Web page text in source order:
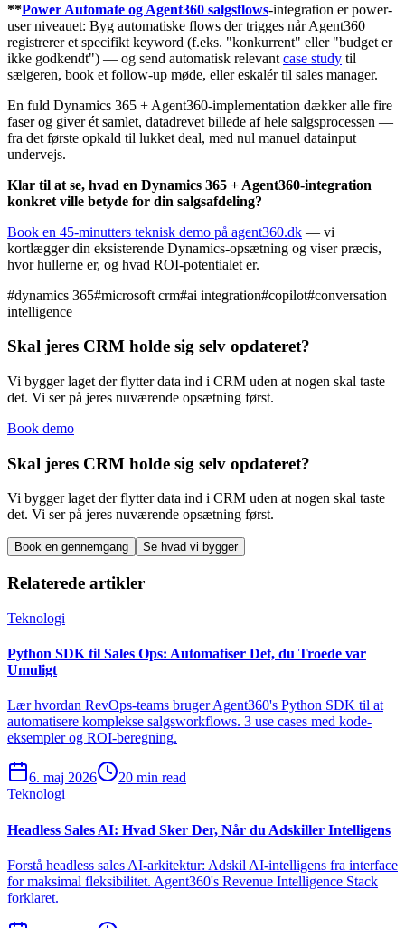
**Power Automate og Agent360 salgsflows-integration er power-
user niveauet: Byg automatiske flows der trigges når Agent360
registrerer et specifikt keyword (f.eks. "konkurrent" eller "budget er
ikke godkendt") — og send automatisk relevant case study til
sælgeren, book et follow-up møde, eller eskalér til sales manager.
En fuld Dynamics 365 + Agent360-implementation dækker alle fire
faser og giver ét samlet, datadrevet billede af hele salgsprocessen —
fra det første opkald til lukket deal, med nul manuel datainput
undervejs.
Klar til at se, hvad en Dynamics 365 + Agent360-integration
konkret ville betyde for din salgsafdeling?
Book en 45-minutters teknisk demo på agent360.dk — vi
kortlægger din eksisterende Dynamics-opsætning og viser præcis,
hvor hullerne er, og hvad ROI-potentialet er.
#dynamics 365#microsoft crm#ai integration#copilot#conversation
intelligence
Skal jeres CRM holde sig selv opdateret?
Vi bygger laget der flytter data ind i CRM uden at nogen skal taste
det. Vi ser på jeres nuværende opsætning først.
Book demo
Skal jeres CRM holde sig selv opdateret?
Vi bygger laget der flytter data ind i CRM uden at nogen skal taste
det. Vi ser på jeres nuværende opsætning først.
Book en gennemgang Se hvad vi bygger
Relaterede artikler
Teknologi
Python SDK til Sales Ops: Automatiser Det, du Troede var
Umuligt
Lær hvordan RevOps-teams bruger Agent360's Python SDK til at
automatisere komplekse salgsworkflows. 3 use cases med kode-
eksempler og ROI-beregning.
6. maj 2026
20 min read
Teknologi
Headless Sales AI: Hvad Sker Der, Når du Adskiller Intelligens
Forstå headless sales AI-arkitektur: Adskil AI-intelligens fra interface
for maksimal fleksibilitet. Agent360's Revenue Intelligence Stack
forklaret.